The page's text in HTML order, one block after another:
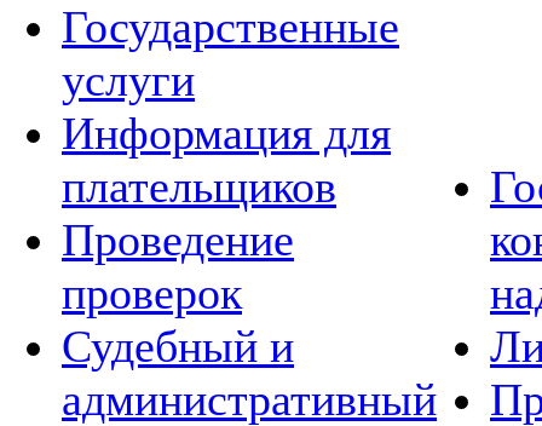
Государственные
услуги
Информация для
плательщиков
Проведение
проверок
Судебный и
административный